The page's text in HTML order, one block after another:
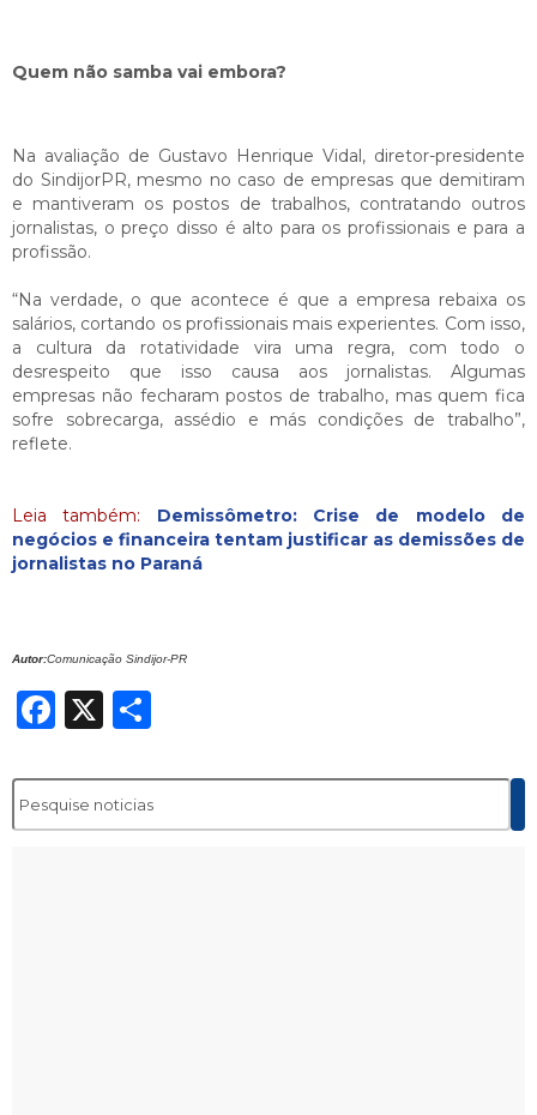
Quem não samba vai embora?
Na avaliação de Gustavo Henrique Vidal, diretor-presidente
do SindijorPR, mesmo no caso de empresas que demitiram
e mantiveram os postos de trabalhos, contratando outros
jornalistas, o preço disso é alto para os profissionais e para a
profissão.
“Na verdade, o que acontece é que a empresa rebaixa os
salários, cortando os profissionais mais experientes. Com isso,
a cultura da rotatividade vira uma regra, com todo o
desrespeito que isso causa aos jornalistas. Algumas
empresas não fecharam postos de trabalho, mas quem fica
sofre sobrecarga, assédio e más condições de trabalho”,
reflete.
Leia também: Demissômetro: Crise de modelo de
negócios e financeira tentam justificar as demissões de
jornalistas no Paraná
Autor:Comunicação Sindijor-PR
Facebook
X